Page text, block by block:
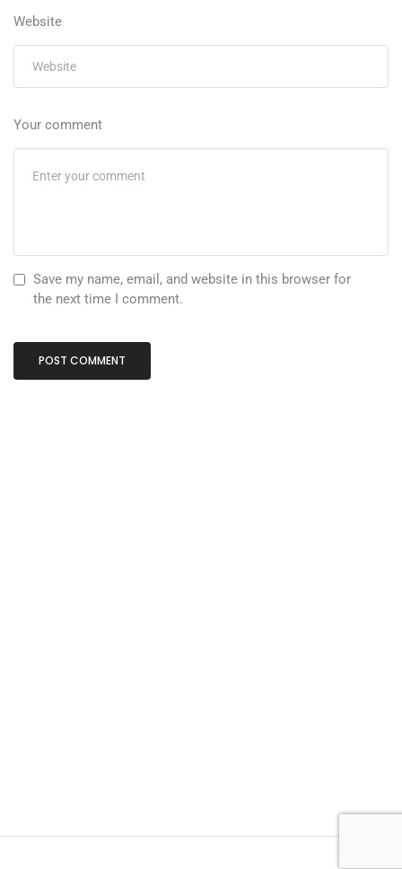
Website
Your comment
Save my name, email, and website in this browser for
the next time I comment.